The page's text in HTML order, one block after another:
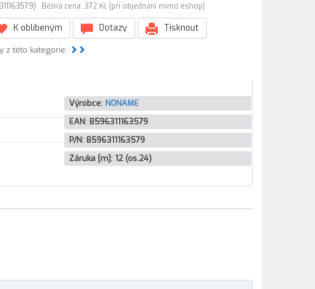
Běžná cena: 372 Kč (při objednání mimo eshop)
K oblíbeným Dotazy Tisknout
z této kategorie:
Výrobce: NONAME
EAN: 8596311163579
P/N: 8596311163579
Záruka [m]: 12 (os.24)